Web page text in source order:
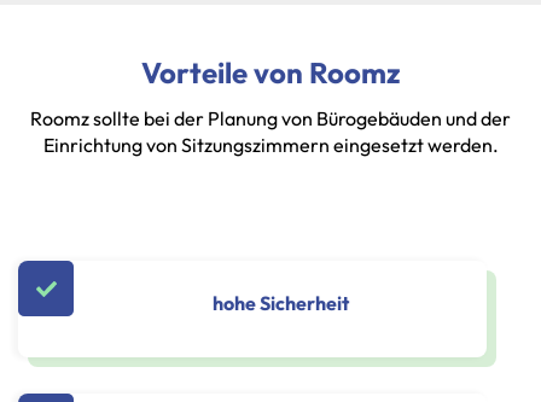
Vorteile von Roomz
Roomz sollte bei der Planung von Bürogebäuden und der
Einrichtung von Sitzungszimmern eingesetzt werden.
hohe Sicherheit